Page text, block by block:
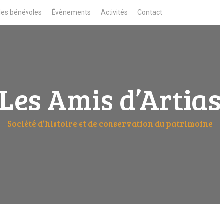
bénévoles Évènements Activités Contact
Les Amis
Société d’histoire et de conservation du patrimoine